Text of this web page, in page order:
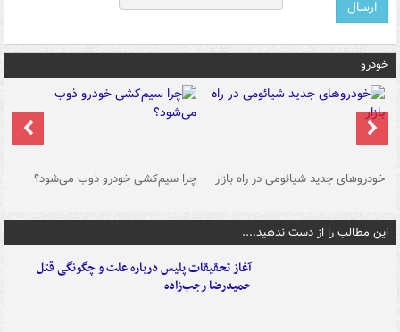
خودرو
خودروهای جدید شیائومی در راه بازار چرا سیم‌کشی خودرو ذوب می‌شود؟
این مطالب را از دست ندهید....
آغاز تحقیقات پلیس درباره علت و چگونگی قتل
حمیدرضا رجب‌زاده